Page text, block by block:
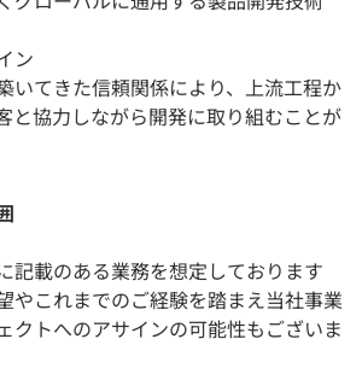
ン
いてきた信頼関係により、上流工程か
と協力しながら開発に取り組むことが
記載のある業務を想定しております
やこれまでのご経験を踏まえ当社事業
クトへのアサインの可能性もございま